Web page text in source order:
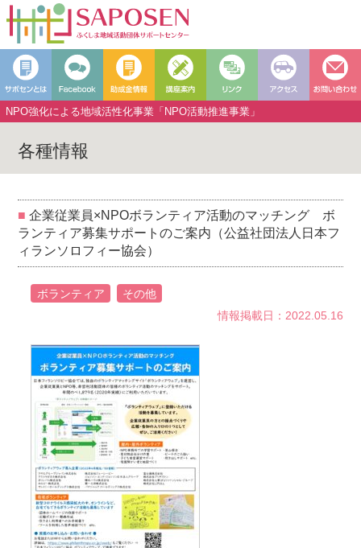
NPO強化による地域活性化事業「NPO活動推進事業」
各種情報
企業従業員×NPOボランティア活動のマッチング ボ
ランティア募集サポートのご案内（公益社団法人日本フ
ィランソロフィー協会）
ボランティア
その他
情報掲載日：2022.05.16